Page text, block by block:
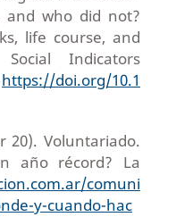
and who did not?
life course, and
Social Indicators
https://doi.org/10.1
20). Voluntariado.
año récord? La
comuni
y-cuando-hac